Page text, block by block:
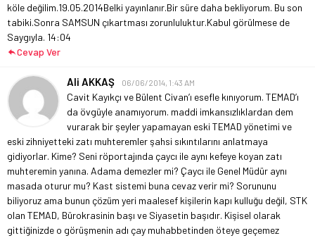
köle değilim.19.05.2014Belki yayınlanır.Bir süre daha bekliyorum. Bu son
tabiki.Sonra SAMSUN çıkartması zorunluluktur.Kabul görülmese de
Saygıyla. 14:04
Cevap Ver
Ali AKKAŞ 06/06/2014, 1:43 AM
Cavit Kayıkçı ve Bülent Civan’ı esefle kınıyorum. TEMAD’ı
da övgüyle anamıyorum. maddi imkansızlıklardan dem
vurarak bir şeyler yapamayan eski TEMAD yönetimi ve
eski zihniyetteki zatı muhteremler şahsi sıkıntılarını anlatmaya
gidiyorlar. Kime? Seni röportajında çaycı ile aynı kefeye koyan zatı
muhteremin yanına. Adama demezler mi? Çaycı ile Genel Müdür aynı
masada oturur mu? Kast sistemi buna cevaz verir mi? Sorununu
biliyoruz ama bunun çözüm yeri maalesef kişilerin kapı kulluğu değil, STK
olan TEMAD, Bürokrasinin başı ve Siyasetin başıdır. Kişisel olarak
gittiğinizde o görüşmenin adı çay muhabbetinden öteye geçemez